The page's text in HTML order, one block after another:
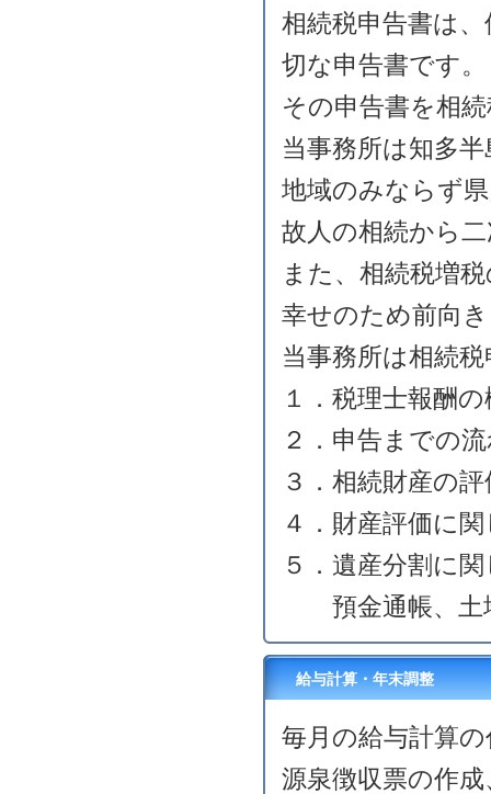
相続税申告書は
切な申告書です。
その申告書を相
当事務所は知多
地域のみならず
故人の相続から
また、相続税増
幸せのため前向
当事務所は相続
１．税理士報酬
２．申告までの
３．相続財産の
４．財産評価に
５．遺産分割に
預金通帳、土
給与計算・年末調整
毎月の給与計算
源泉徴収票の作